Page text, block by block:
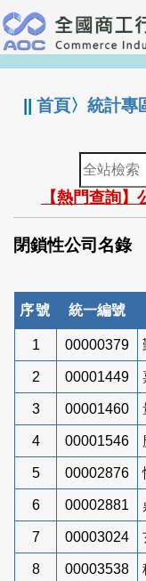
跳
到
主
要
:::
||首頁〉統計專
全
站
檢
索
【熱門查詢
閉鎖性公司名錄
序號 統一編號
1 00000379
2 00001449
3 00001460
4 00001546
5 00002876
6 00002881
7 00003024
8 00003538